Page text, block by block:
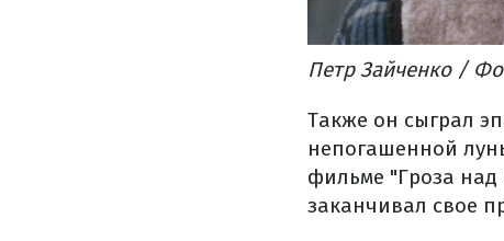
Петр Зайченко /
Также он сыграл
непогашенной
фильме "Гроза над
заканчивал свое